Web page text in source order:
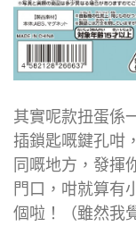
其實呢款扭蛋係
插鎖匙嘅鍵孔咁
同嘅地方，發揮
門口，咁就算有
個啦！（雖然我